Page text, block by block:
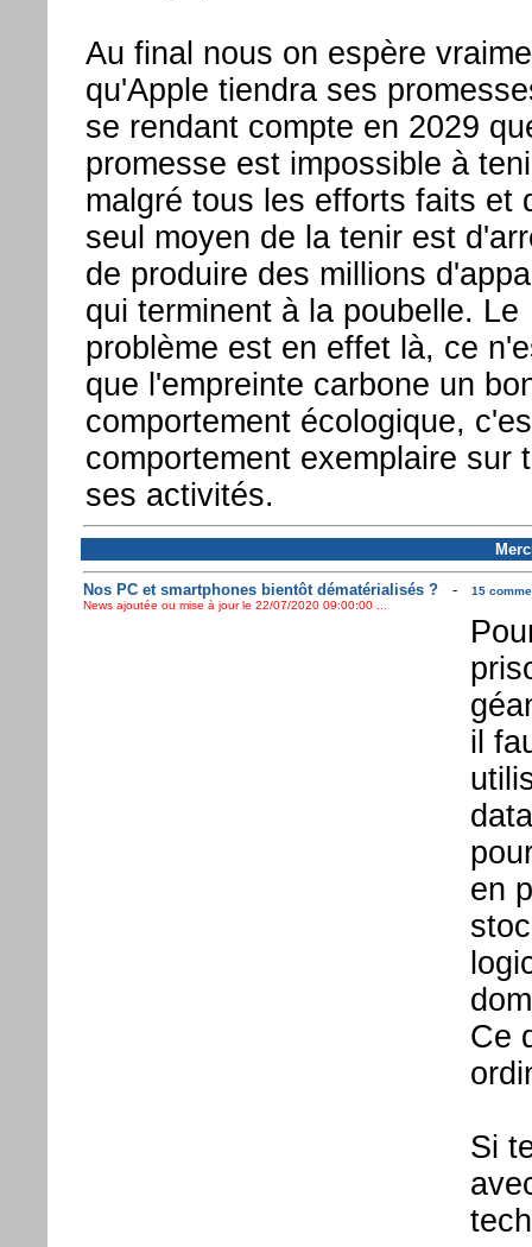
Au final nous on espère
qu'Apple tiendra ses
se rendant compte en 2029
promesse est impossible à
malgré tous les efforts faits et
seul moyen de la tenir est
de produire des millions
qui terminent à la poubelle. Le
problème est en effet là, ce
que l'empreinte carbone un
comportement écologique,
comportement exemplaire sur
ses activités.
Nos PC et smartphones bientôt dématérialisés ?-
15
News ajoutée ou mise à jour le 22/07/2020 09:00:00 ...
il
en
Ce
Si